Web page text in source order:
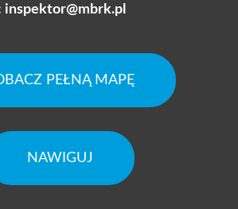
inspektor@mbrk.pl
PEŁNĄ MAPĘ
NAWIGUJ